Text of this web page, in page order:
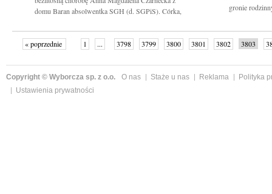
domu Baran absolwentka SGH (d. SGPiS). Córka,
gronie
« poprzednie 1 ... 3798 3799 3800 3801 3802 3803
Copyright © Wyborcza sp. z o.o. O nas Staże u nas Reklama
Polityka
Ustawienia prywatności